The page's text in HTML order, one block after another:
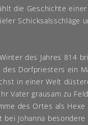
die Geschichte
Schicksalsschläge
des Jahres 814
des Dorfpriesters ein
in einer Welt
Vater grausam zu
des Ortes als Hexe
Johanna besondere